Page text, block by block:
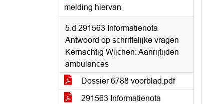
melding hiervan
5.d 291563 Informatienota
Antwoord op schriftelijke vragen
Kernachtig Wijchen: Aanrijtijden
ambulances
Dossier 6788 voorblad.pdf
291563 Informatienota